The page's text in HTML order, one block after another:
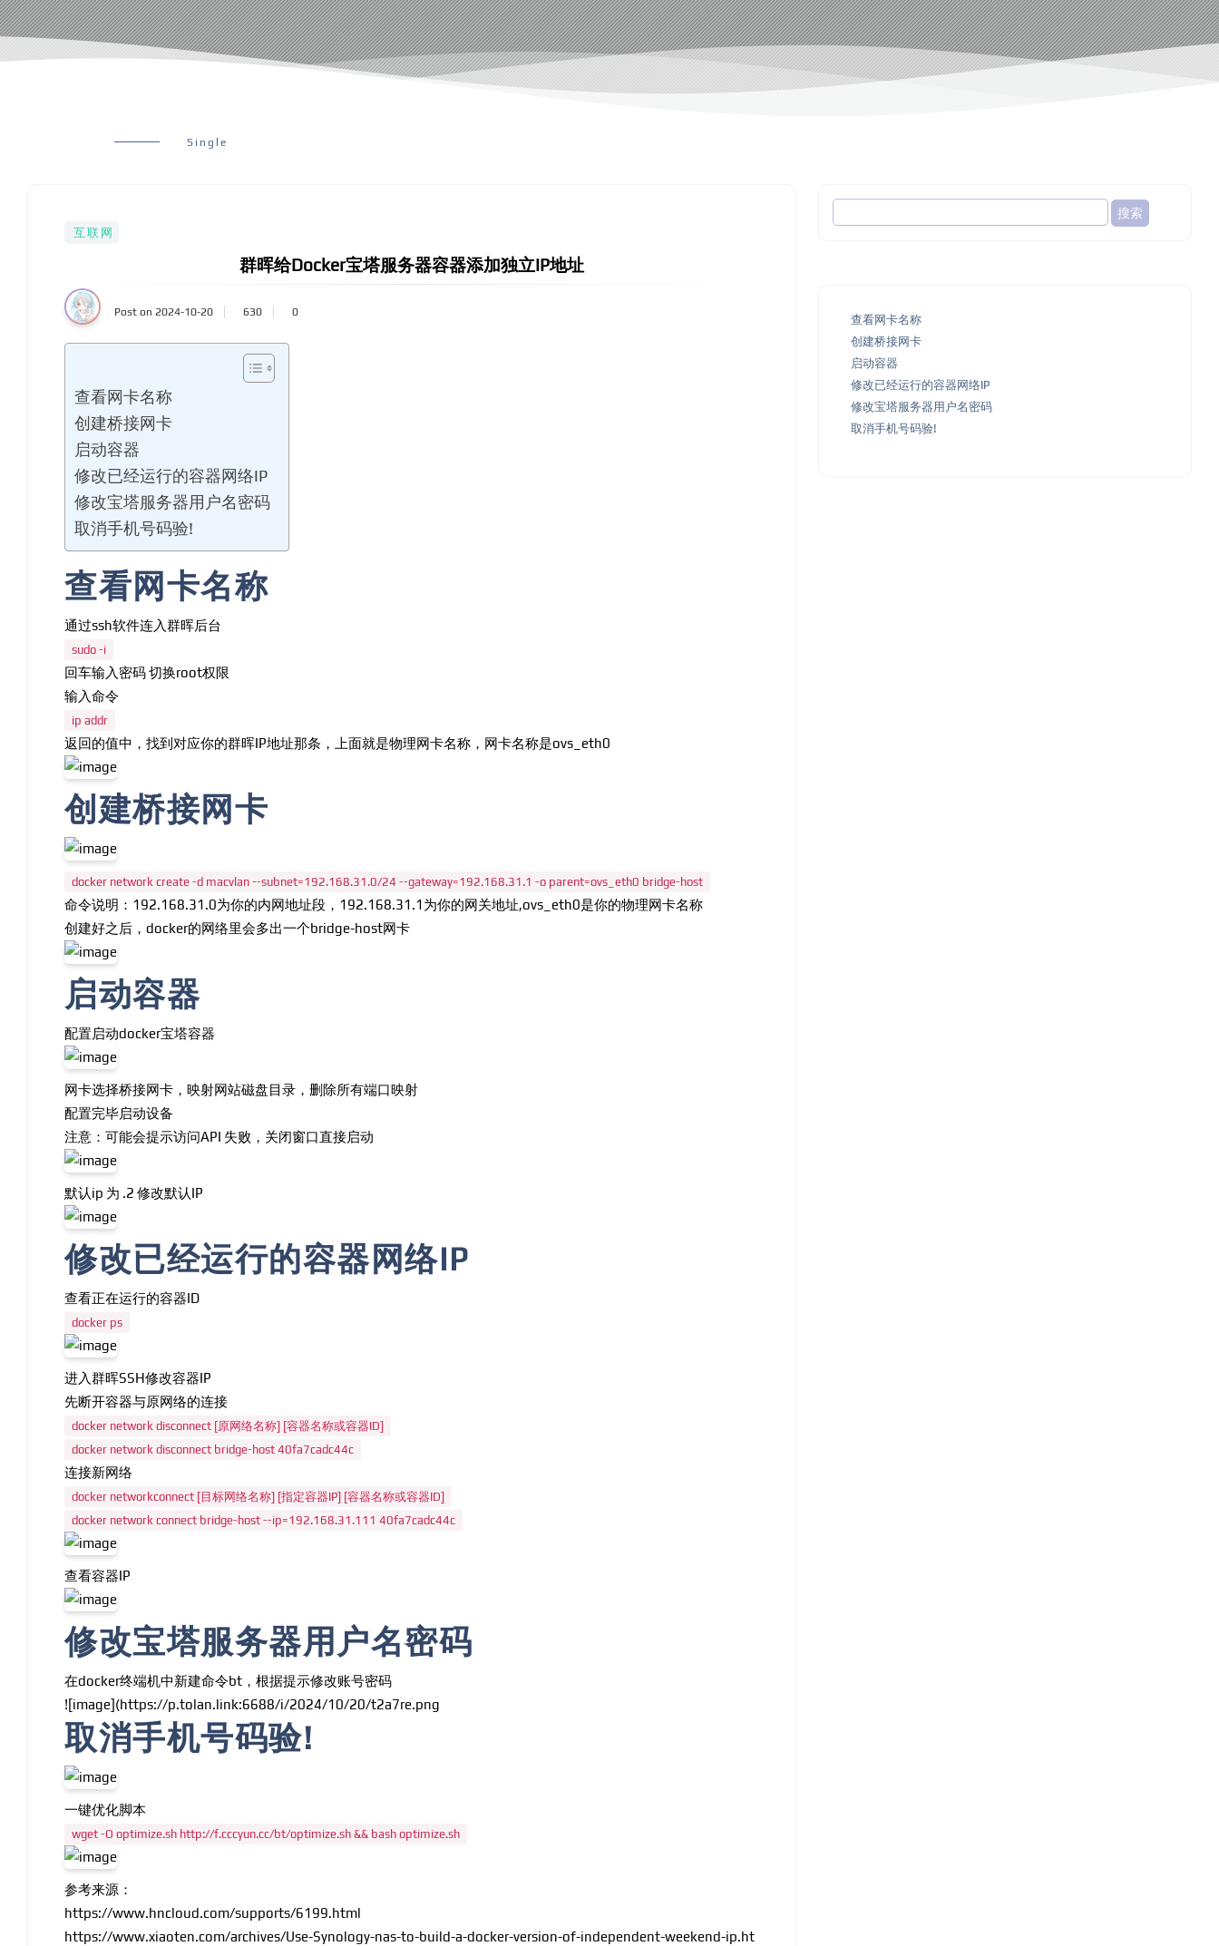
Single
互联网
群晖给Docker宝塔服务器容器添加独立IP地址
Post on 2024-10-20 630 0
查看网卡名称
创建桥接网卡
启动容器
修改已经运行的容器网络IP
修改宝塔服务器用户名密码
取消手机号码验!
查看网卡名称
通过ssh软件连入群晖后台
sudo -i
回车输入密码 切换root权限
输入命令
ip addr
返回的值中，找到对应你的群晖IP地址那条，上面就是物理网卡名称，网卡名称是ovs_eth0
创建桥接网卡
docker network create -d macvlan --subnet=192.168.31.0/24 --gateway=192.168.31.1 -o parent=ovs_eth0 bridge-host
命令说明：192.168.31.0为你的内网地址段，192.168.31.1为你的网关地址,ovs_eth0是你的物理网卡名称
创建好之后，docker的网络里会多出一个bridge-host网卡
启动容器
配置启动docker宝塔容器
网卡选择桥接网卡，映射网站磁盘目录，删除所有端口映射
配置完毕启动设备
注意：可能会提示访问API 失败，关闭窗口直接启动
默认ip 为 .2 修改默认IP
修改已经运行的容器网络IP
查看正在运行的容器ID
docker ps
进入群晖SSH修改容器IP
先断开容器与原网络的连接
docker network disconnect [原网络名称] [容器名称或容器ID]
docker network disconnect bridge-host 40fa7cadc44c
连接新网络
docker networkconnect [目标网络名称] [指定容器IP] [容器名称或容器ID]
docker network connect bridge-host --ip=192.168.31.111 40fa7cadc44c
查看容器IP
修改宝塔服务器用户名密码
在docker终端机中新建命令bt，根据提示修改账号密码
![image](https://p.tolan.link:6688/i/2024/10/20/t2a7re.png
取消手机号码验!
一键优化脚本
wget -O optimize.sh http://f.cccyun.cc/bt/optimize.sh && bash optimize.sh
参考来源：
https://www.hncloud.com/supports/6199.html
https://www.xiaoten.com/archives/Use-Synology-nas-to-build-a-docker-version-of-independent-weekend-ip.ht
查看网卡名称
创建桥接网卡
启动容器
修改已经运行的容器网络IP
修改宝塔服务器用户名密码
取消手机号码验!